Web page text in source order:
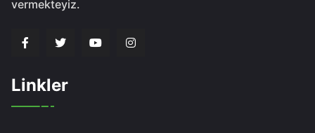
vermekteyiz.
Linkler